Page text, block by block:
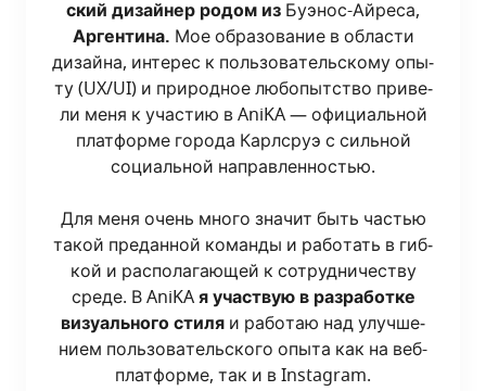
ский дизай­нер родом из Буэнос-Айре­са,
Арген­ти­на. Мое обра­зо­ва­ние в обла­сти
дизай­на, инте­рес к поль­зо­ва­тель­ско­му опы­
ту (UX/UI) и при­род­ное любо­пыт­ство при­ве­
ли меня к уча­стию в AniKA — офи­ци­аль­ной
плат­фор­ме горо­да Карлсруэ с силь­ной
соци­аль­ной направ­лен­но­стью.
Для меня очень мно­го зна­чит быть частью
такой пре­дан­ной коман­ды и рабо­тать в гиб­
кой и рас­по­ла­га­ю­щей к сотруд­ни­че­ству
сре­де. В AniKAя участ­вую в раз­ра­бот­ке
визу­аль­но­го сти­ля и рабо­таю над улуч­ше­
ни­ем поль­зо­ва­тель­ско­го опы­та как на веб-
плат­фор­ме, так и в Instagram.